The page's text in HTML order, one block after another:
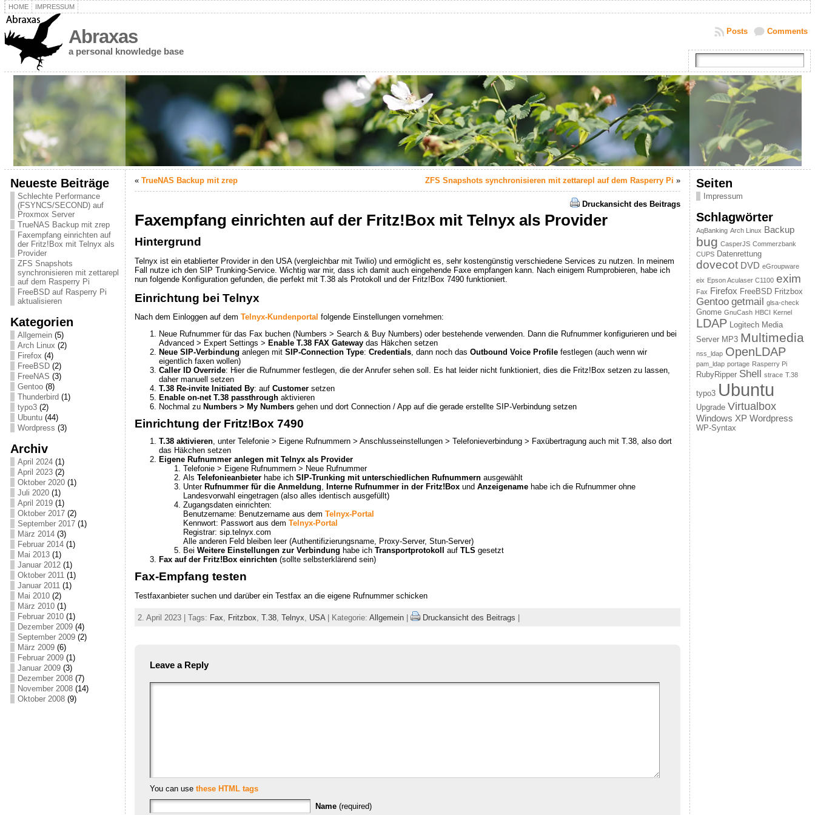
HOME IMPRESSUM
Abraxas
a personal knowledge base
Comments
Posts
Neueste Beiträge
Schlechte Performance
(FSYNCS/SECOND) auf
Proxmox Server
TrueNAS Backup mit zrep
Faxempfang einrichten auf
der Fritz!Box mit Telnyx als
Provider
ZFS Snapshots
synchronisieren mit zettarepl
auf dem Rasperry Pi
FreeBSD auf Rasperry Pi
aktualisieren
Kategorien
Allgemein(5)
Arch Linux (2)
Firefox (4)
FreeBSD(2)
FreeNAS (3)
Gentoo(8)
Thunderbird (1)
typo3(2)
Ubuntu(44)
Wordpress (3)
Archiv
April 2024(1)
April 2023(2)
Oktober 2020(1)
Juli 2020(1)
April 2019(1)
Oktober 2017(2)
September 2017(1)
März 2014(3)
Februar 2014(1)
Mai 2013(1)
Januar 2012(1)
Oktober 2011(1)
Januar 2011(1)
Mai 2010(2)
März 2010(1)
Februar 2010(1)
Dezember 2009(4)
September 2009(2)
März 2009(6)
Februar 2009(1)
Januar 2009(3)
Dezember 2008(7)
November 2008(14)
Oktober 2008(9)
« TrueNAS Backup mit zrep ZFS Snapshots synchronisieren mit zettarepl auf dem Rasperry Pi »
Druckansicht des Beitrags
Faxempfang einrichten auf der Fritz!Box mit Telnyx als Provider
Hintergrund
Telnyx ist ein etablierter Provider in den USA (vergleichbar mit Twilio) und ermöglicht es, sehr kostengünstig verschiedene Services zu nutzen. In meinem
Fall nutze ich den SIP Trunking-Service. Wichtig war mir, dass ich damit auch eingehende Faxe empfangen kann. Nach einigem Rumprobieren, habe ich
nun folgende Konfiguration gefunden, die perfekt mit T.38 als Protokoll und der Fritz!Box 7490 funktioniert.
Einrichtung bei Telnyx
Nach dem Einloggen auf dem Telnyx-Kundenportal folgende Einstellungen vornehmen:
Neue Rufnummer für das Fax buchen (Numbers > Search & Buy Numbers) oder bestehende verwenden. Dann die Rufnummer konfigurieren und bei
Advanced > Expert Settings > Enable T.38 FAX Gateway das Häkchen setzen
Neue SIP-Verbindung anlegen mit SIP-Connection Type: Credentials, dann noch das Outbound Voice Profilefestlegen (auch wenn wir
eigentlich faxen wollen)
Caller ID Override: Hier die Rufnummer festlegen, die der Anrufer sehen soll. Es hat leider nicht funktioniert, dies die Fritz!Box setzen zu lassen,
daher manuell setzen
T.38 Re-invite Initiated By: auf Customersetzen
Enable on-net T.38 passthroughaktivieren
Nochmal zu Numbers > My Numbersgehen und dort Connection / App auf die gerade erstellte SIP-Verbindung setzen
Einrichtung der Fritz!Box 7490
T.38 aktivieren, unter Telefonie > Eigene Rufnummern > Anschlusseinstellungen > Telefonieverbindung > Faxübertragung auch mit T.38, also dort
das Häkchen setzen
Eigene Rufnummer anlegen mit Telnyx als Provider
Telefonie > Eigene Rufnummern > Neue Rufnummer
Als Telefonieanbieterhabe ich SIP-Trunking mit unterschiedlichen Rufnummernausgewählt
Unter Rufnummer für die Anmeldung, Interne Rufnummer in der Fritz!Boxund Anzeigenamehabe ich die Rufnummer ohne
Landesvorwahl eingetragen (also alles identisch ausgefüllt)
Zugangsdaten einrichten:
Benutzername: Benutzername aus dem Telnyx-Portal
Kennwort: Passwort aus dem Telnyx-Portal
Registrar: sip.telnyx.com
Alle anderen Feld bleiben leer (Authentifizierungsname, Proxy-Server, Stun-Server)
Bei Weitere Einstellungen zur Verbindung habe ich Transportprotokoll auf TLS gesetzt
Fax auf der Fritz!Box einrichten(sollte selbsterklärend sein)
Fax-Empfang testen
Testfaxanbieter suchen und darüber ein Testfax an die eigene Rufnummer schicken
2. April 2023 | Tags: Fax Fritzbox T.38, Telnyx USA| Kategorie: Allgemein| Druckansicht des Beitrags
Leave a Reply
You can use these HTML tags
Name (required)
Seiten
Impressum
Schlagwörter
AqBanking Arch Linux Backup
bug CasperJS Commerzbank
CUPS Datenrettung
dovecot DVD eGroupware
eix Epson Aculaser C1100 exim
Fax Firefox FreeBSD Fritzbox
Gentoo getmail glsa-check
Gnome GnuCash HBCI Kernel
LDAP Logitech Media
Server MP3 Multimedia
nss_ldap OpenLDAP
pam_ldap portage Rasperry Pi
RubyRipper Shell strace T.38
typo3 Ubuntu
Upgrade Virtualbox
Windows XP Wordpress
WP-Syntax